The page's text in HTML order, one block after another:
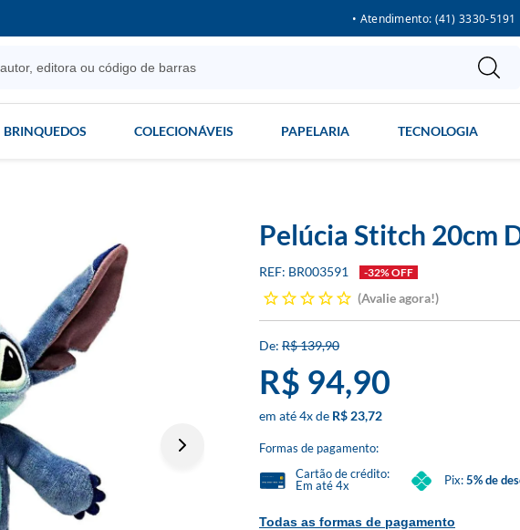
• Atendimento: (41) 3330-5191
BRINQUEDOS COLECIONÁVEIS PAPELARIA TECNOLOGIA
Pelúcia Stitch 20cm
BR003591 -32% OFF
Avalie agora!
R$ 139,90
R$ 94,90
4x R$ 23,72
Formas de pagamento:
Todas as formas de pagamento
Cartão de crédito:
Em até 4x
Pix:5% de